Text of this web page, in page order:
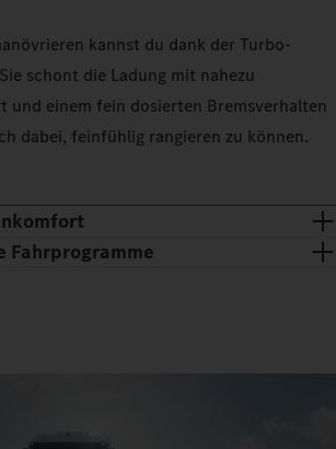
kannst du dank der Turbo-
schont die Ladung mit nahezu
und einem fein dosierten Bremsverhalten
dabei, feinfühlig rangieren zu können.
Fahrprogramme